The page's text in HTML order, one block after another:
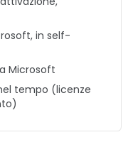
in self-
Microsoft
tempo (licenze